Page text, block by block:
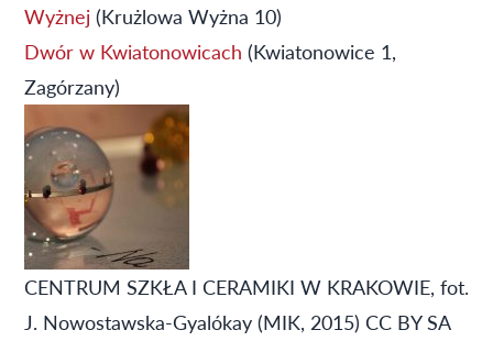
Wyżnej (Krużlowa Wyżna 10)
Dwór w Kwiatonowicach (Kwiatonowice 1,
Zagórzany)
CENTRUM SZKŁA I CERAMIKI W KRAKOWIE, fot.
J. Nowostawska-Gyalókay (MIK, 2015) CC BY SA